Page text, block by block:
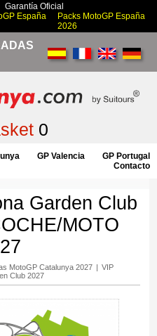
Garantía Oficial
España
Packs MotoGP España
2026
0
GP Valencia
GP Portugal
Contacto
Garden Club
MOTO
MotoGP Catalunya 2027 | VIP
Club 2027